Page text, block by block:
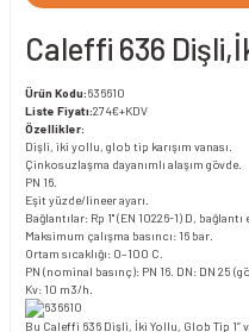
Caleffi 636
Ürün Kodu:636610
Liste Fiyatı:274€+KDV
Özellikler:
Dişli, iki yollu, glob tip karışım vanası.
Çinkosuzlaşma dayanımlı alaşım gövde.
PN 16.
Eşit yüzde/lineer ayarı.
Bağlantılar: Rp 1" (EN 10226-1) D, bağlantı
Maksimum çalışma basıncı: 16 bar.
Ortam sıcaklığı: 0–100 C.
PN (nominal basınç): PN 16. DN: DN 25
Kv: 10 m3/h.
Bu Caleffi 636 Dişli, İki Yollu, Glob Tip